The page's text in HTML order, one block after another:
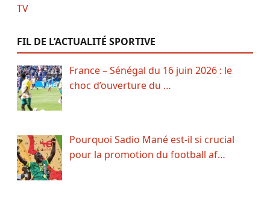
FIL DE L’ACTUALITÉ SPORTIVE
France – Sénégal du 16 juin 2026 : le
choc d’ouverture du …
Pourquoi Sadio Mané est-il si crucial
pour la promotion du football af…